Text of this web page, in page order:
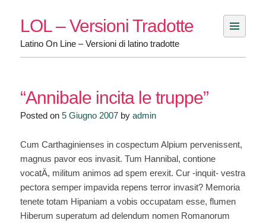
content
LOL – Versioni Tradotte
Latino On Line – Versioni di latino tradotte
“Annibale incita le truppe”
Posted on 5 Giugno 2007by admin
Cum Carthaginienses in cospectum Alpium pervenissent,
magnus pavor eos invasit. Tum Hannibal, contione
vocatÄ, militum animos ad spem erexit. Cur -inquit- vestra
pectora semper impavida repens terror invasit? Memoria
tenete totam Hipaniam a vobis occupatam esse, flumen
Hiberum superatum ad delendum nomen Romanorum